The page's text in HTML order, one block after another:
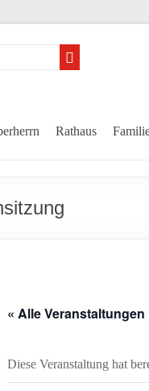
Rathaus
« Alle Veranstaltungen
Diese Veranstaltung hat